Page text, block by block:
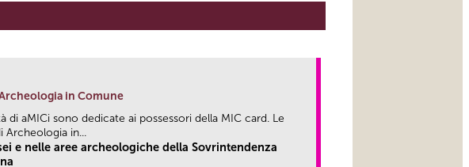
in Comune
di aMICi sono dedicate ai possessori della MIC card. Le
Archeologia in...
e nelle aree archeologiche della Sovrintendenza